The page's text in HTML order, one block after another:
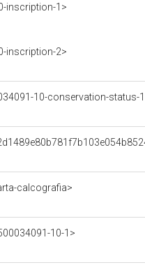
inscription-1>
inscription-2>
10-conservation-status-
calcografia>
10-1>